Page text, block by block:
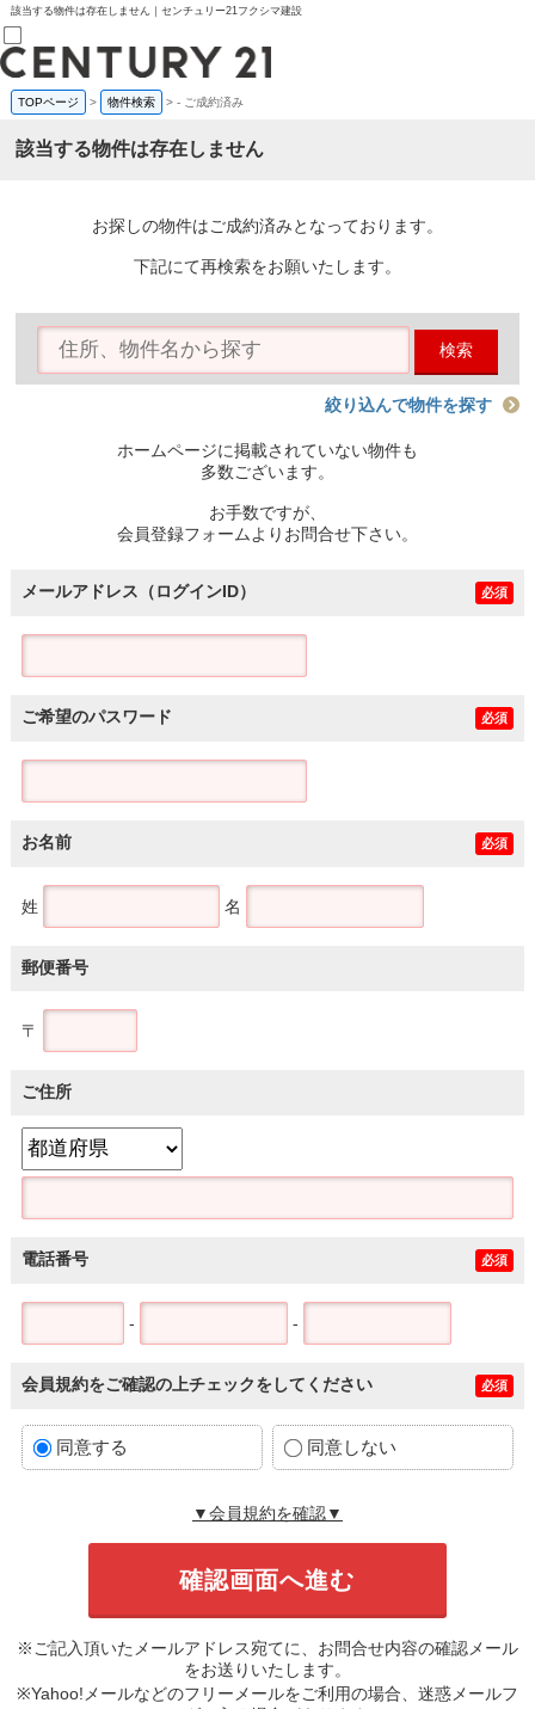
該当する物件は存在しません｜センチュリー21フクシマ建設
売買部
0120-800-844
賃貸部
会員メニュー
物件を探す
購入TOP
条件から探す
住宅ローン控除シミュレータ
TOPページ > 物件検索 >- ご成約済み
該当する物件は存在しません
お探しの物件はご成約済みとなっております。
下記にて再検索をお願いたします。
検索
絞り込んで物件を探す
ホームページに掲載されていない物件も
多数ございます。
お手数ですが、
会員登録フォームよりお問合せ下さい。
メールアドレス（ログインID） 必須
ご希望のパスワード 必須
お名前 必須
姓 名
郵便番号
〒
ご住所
電話番号 必須
- -
会員規約をご確認の上チェックをしてください 必須
同意する 同意しない
▼会員規約を確認▼
※ご記入頂いたメールアドレス宛てに、お問合せ内容の確認メール
をお送りいたします。
※Yahoo!メールなどのフリーメールをご利用の場合、迷惑メールフ